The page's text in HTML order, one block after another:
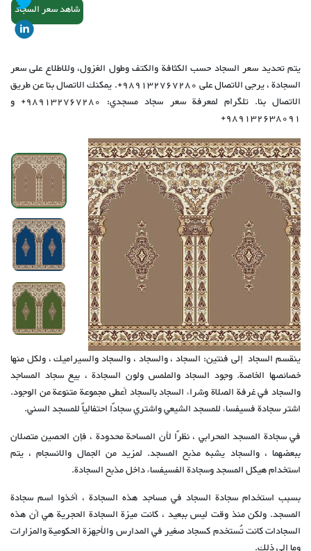
شاهد سعر السجاد
يتم تحديد سعر السجاد حسب الكثافة والكتف وطول الغزول، وللاطلاع على سعر
السجادة ، يرجى الاتصال على 989132767280+. يمكنك الاتصال بنا عن طريق
الاتصال بنا. تلگرام لمعرفة سعر سجاد مسجدي: 989132767280+ و
989132638091+
ينقسم السجاد إلى فئتين: السجاد ، والسجاد ، والسجاد والسيراميك ، ولكل منها
خصائصها الخاصة. وجود السجاد والملمس ولون السجادة ، بيع سجاد المساجد
والسجاد في غرفة الصلاة وشراء السجاد بالسجاد أعطى مجموعة متنوعة من الوجود.
اشتر سجادة فسيفساء للمسجد الشيعي واشتري سجادًا احتفالياً للمسجد السني.
في سجادة المسجد المحرابي ، نظرًا لأن المساحة محدودة ، فإن الحصين متصلان
ببعضهما ، والسجاد يشبه مذبح المسجد. لمزيد من الجمال والانسجام ، يتم
استخدام هيكل المسجد وسجادة الفسيفساء داخل مذبح السجادة.
بسبب استخدام سجادة السجاد في مساجد هذه السجادة ، أخذوا اسم سجادة
المسجد. ولكن منذ وقت ليس ببعيد ، كانت ميزة السجادة الحجرية هي أن هذه
السجادات كانت تُستخدم كسجاد صغير في المدارس والأجهزة الحكومية والمزارات